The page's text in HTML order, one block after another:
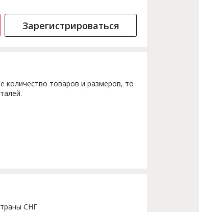
Зарегистрироваться
количество товаров и размеров, то
СНГ